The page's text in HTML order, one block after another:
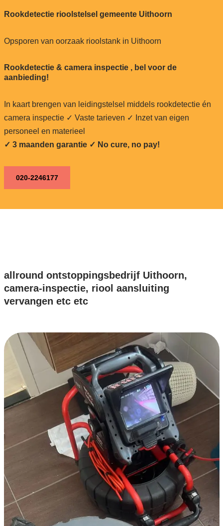
Rookdetectie rioolstelsel gemeente Uithoorn
Opsporen van oorzaak rioolstank in Uithoorn
Rookdetectie & camera inspectie , bel voor de
aanbieding!
In kaart brengen van leidingstelsel middels rookdetectie én
camera inspectie ✓ Vaste tarieven ✓ Inzet van eigen
personeel en materieel
✓ 3 maanden garantie ✓ No cure, no pay!
020-2246177
allround ontstoppingsbedrijf Uithoorn,
camera-inspectie, riool aansluiting
vervangen etc etc